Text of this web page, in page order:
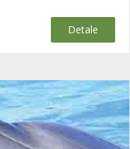
Detale